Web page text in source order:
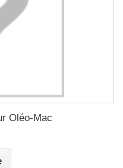
Oléo-Mac